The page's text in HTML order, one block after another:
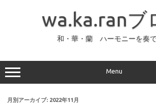
ッ
プ
wa.ka.ranブ
和・華・蘭 ハーモニーを奏
Menu
月別アーカイブ: 2022年11月